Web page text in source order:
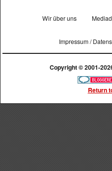
Wir über uns
Impressum /
Copyright © 2001-
Return